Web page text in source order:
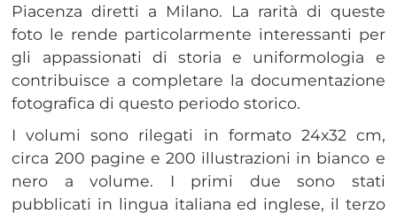
Piacenza diretti a Milano. La rarità di queste
foto le rende particolarmente interessanti per
gli appassionati di storia e uniformologia e
contribuisce a completare la documentazione
fotografica di questo periodo storico.
I volumi sono rilegati in formato 24x32 cm,
circa 200 pagine e 200 illustrazioni in bianco e
nero a volume. I primi due sono stati
pubblicati in lingua italiana ed inglese, il terzo